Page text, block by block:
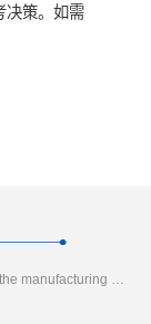
决策。如需